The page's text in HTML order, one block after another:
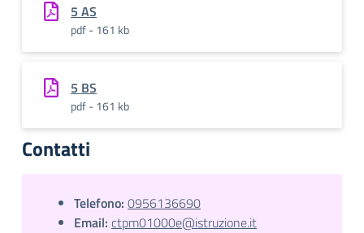
5 AS
pdf - 161 kb
5 BS
pdf - 161 kb
Contatti
Telefono: 0956136690
Email: ctpm01000e@istruzione.it